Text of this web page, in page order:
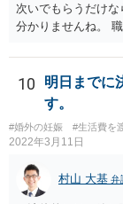
次いでもらうだけ
分かりませんね。
難しいと思われれ
い。 一度、お近く
10
明日までに
す。
#婚外の妊娠 #生活費を
2022年3月11日
村山 大基 弁